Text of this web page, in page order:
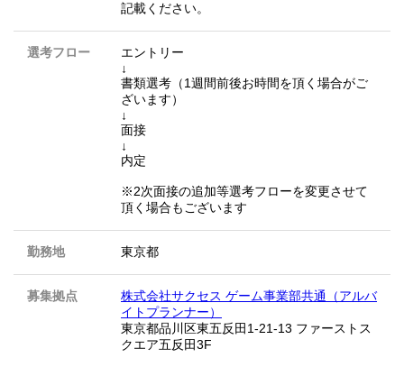
記載ください。
選考フロー
エントリー
↓
書類選考（1週間前後お時間を頂く場合がご
ざいます）
↓
面接
↓
内定
※2次面接の追加等選考フローを変更させて
頂く場合もございます
勤務地 東京都
募集拠点
株式会社サクセス ゲーム事業部共通（アルバ
イトプランナー）
東京都品川区東五反田1-21-13 ファーストス
クエア五反田3F